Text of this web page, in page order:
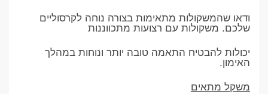
ודאו שהמשקולות מתאימות בצורה נוחה לקרסוליים
שלכם. משקולות עם רצועות מתכווננות
יכולות להבטיח התאמה טובה יותר ונוחות במהלך
האימון.
משקל מתאים